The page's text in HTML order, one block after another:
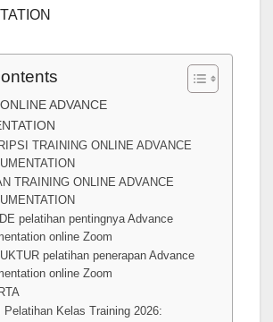
ADVANCE
TRAINING ONLINE ADVANCE
TRAINING ONLINE ADVANCE
pelatihan pentingnya Advance
online Zoom
pelatihan penerapan Advance
online Zoom
Pelatihan Kelas Training 2026: